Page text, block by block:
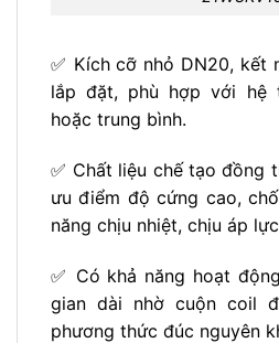
✅ Kích cỡ nhỏ DN20, kết
lắp đặt, phù hợp với hệ
hoặc trung bình.
✅ Chất liệu chế tạo đồng
ưu điểm độ cứng cao,
năng chịu nhiệt, chịu áp
✅ Có khả năng hoạt
gian dài nhờ cuộn coil
phương thức đúc nguyên